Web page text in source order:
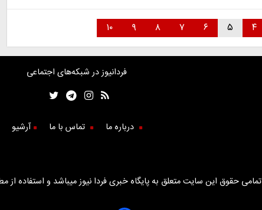
۴ ۵ ۶ ۷ ۸ ۹ ۱۰
فردانیوز در شبکه‌های اجتماعی
درباره ما تماس با ما آرشیو
تمامی حقوق این سایت متعلق به پایگاه خبری فردا نیوز میباشد و استفاده از